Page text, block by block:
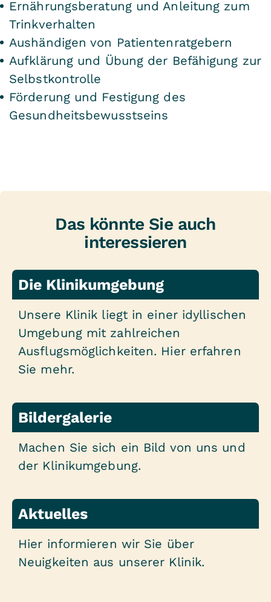
Ernährungsberatung und Anleitung zum
Trinkverhalten
Aushändigen von Patientenratgebern
Aufklärung und Übung der Befähigung zur
Selbstkontrolle
Förderung und Festigung des
Gesundheitsbewusstseins
Das könnte Sie auch
interessieren
Die Klinikumgebung
Unsere Klinik liegt in einer idyllischen
Umgebung mit zahlreichen
Ausflugsmöglichkeiten. Hier erfahren
Sie mehr.
Bildergalerie
Machen Sie sich ein Bild von uns und
der Klinikumgebung.
Aktuelles
Hier informieren wir Sie über
Neuigkeiten aus unserer Klinik.